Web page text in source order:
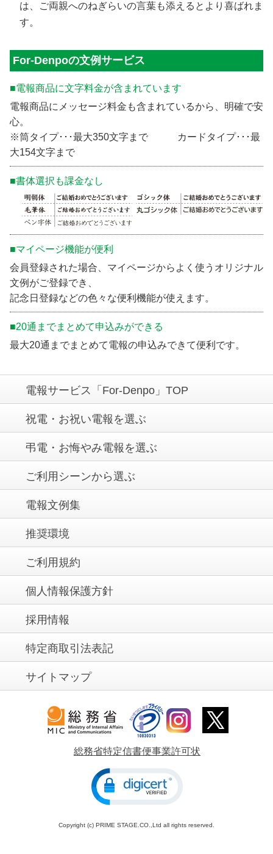
は、ご両親へのねぎらいの言葉も添えるとより喜ばれま
す。
For-Denpoの文例サービス
■電報商品に文字料金が含まれています
電報商品にメッセージ料金も含まれているから、明確で安
心。
※筒タイプ･･･最大350文字まで カードタイプ･･･最
大154文字まで
■書体選択も課金なし
■マイページ機能が便利
会員登録された場合、マイページからよく使うオリジナル
文例がご登録でき、
記念日登録などの色々な便利機能が使えます。
■20通までまとめて申込みができる
最大20通までまとめて電報の申込みできて便利です。
電報サービス「For-Denpo」TOP
祝電・お祝い電報を選ぶ
弔電・お悔やみ電報を選ぶ
ご利用シーンから選ぶ
電報文例集
推奨環境
ご利用規約
個人情報保護方針
採用情報
特定商取引法表記
サイトマップ
総務省特定信書便事業許可状
Copyright (c) PRIME STAGE.CO.,Ltd all rights reserved.